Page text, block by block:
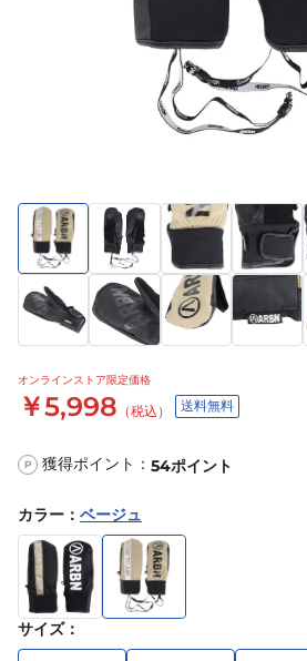
オンラインストア限定価格
￥5,998 （税込） 送料無料
P 獲得ポイント： 54ポイント
カラー ： ベージュ
サイズ：